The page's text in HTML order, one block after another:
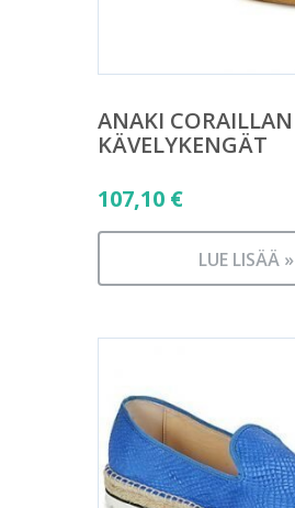
ANAKI CORAILLAN
KÄVELYKENGÄT
107,10 €
LUE LISÄÄ »